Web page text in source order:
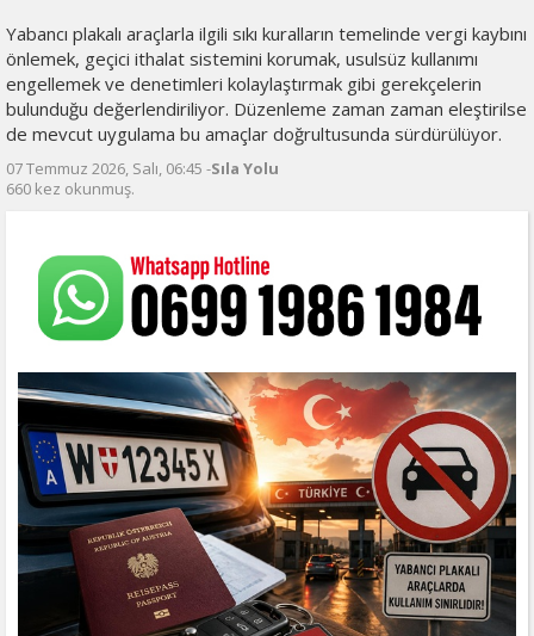
Yabancı plakalı araçlarla ilgili sıkı kuralların temelinde vergi kaybını
önlemek, geçici ithalat sistemini korumak, usulsüz kullanımı
engellemek ve denetimleri kolaylaştırmak gibi gerekçelerin
bulunduğu değerlendiriliyor. Düzenleme zaman zaman eleştirilse
de mevcut uygulama bu amaçlar doğrultusunda sürdürülüyor.
07 Temmuz 2026, Salı, 06:45 -Sıla Yolu
660 kez okunmuş.